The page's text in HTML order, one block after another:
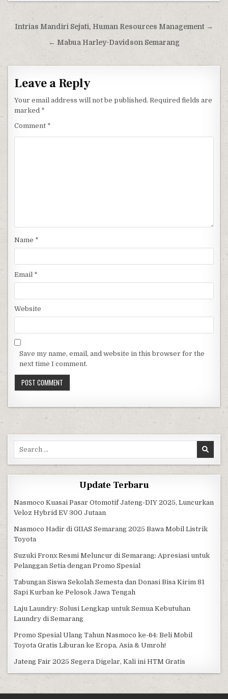
Post navigation
Intrias Mandiri Sejati, Human Resources Management →
← Mabua Harley-Davidson Semarang
Leave a Reply
Your email address will not be published. Required fields are
marked *
Comment *
Name *
Email *
Website
Save my name, email, and website in this browser for the
next time I comment.
Update Terbaru
Nasmoco Kuasai Pasar Otomotif Jateng-DIY 2025, Luncurkan
Veloz Hybrid EV 300 Jutaan
Nasmoco Hadir di GIIAS Semarang 2025 Bawa Mobil Listrik
Toyota
Suzuki Fronx Resmi Meluncur di Semarang: Apresiasi untuk
Pelanggan Setia dengan Promo Spesial
Tabungan Siswa Sekolah Semesta dan Donasi Bisa Kirim 81
Sapi Kurban ke Pelosok Jawa Tengah
Laju Laundry: Solusi Lengkap untuk Semua Kebutuhan
Laundry di Semarang
Promo Spesial Ulang Tahun Nasmoco ke-64: Beli Mobil
Toyota Gratis Liburan ke Eropa, Asia & Umroh!
Jateng Fair 2025 Segera Digelar, Kali ini HTM Gratis